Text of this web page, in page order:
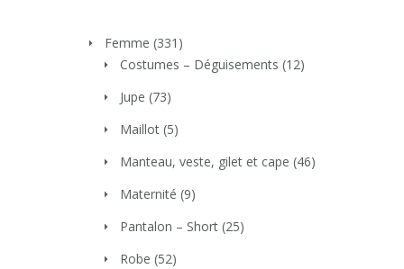
Femme (331)
Costumes – Déguisements (12)
Jupe (73)
Maillot (5)
Manteau, veste, gilet et cape (46)
Maternité (9)
Pantalon – Short (25)
Robe (52)